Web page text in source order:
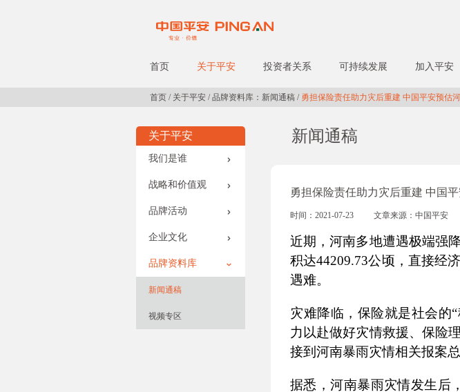
首页 关于平安 投资者关系 可持续发展 加入平安
首页 / 关于平安 / 品牌资料库：新闻通稿 / 勇担保险责任助力灾后重建 中国平安预估
新闻通稿
勇担保险责任助力灾后重建 中国
时间：2021-07-23 文章来源：中国平安
近期，河南多地遭遇极端强
积达44209.73公顷，直接经
遇难。
灾难降临，保险就是社会的
力以赴做好灾情救援、保险
接到河南暴雨灾情相关报案
据悉，河南暴雨灾情发生后
关于平安
我们是谁
战略和价值观
品牌活动
企业文化
品牌资料库
新闻通稿
视频专区